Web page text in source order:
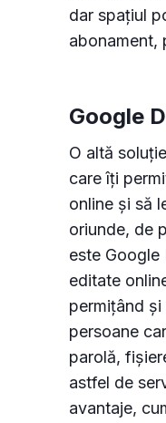
dar spațiul
abonament,
Google
O altă
care îți
online și să
oriunde, de
este
editate
permițând
persoane
parolă,
astfel de
avantaje,